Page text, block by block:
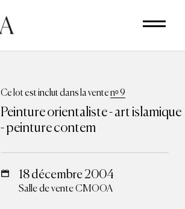
Ce lot est inclut dans la ventenᵒ 9
Peinture orientaliste - art islamique
- peinture contem
18 décembre 2004
Salle de vente CMOOA